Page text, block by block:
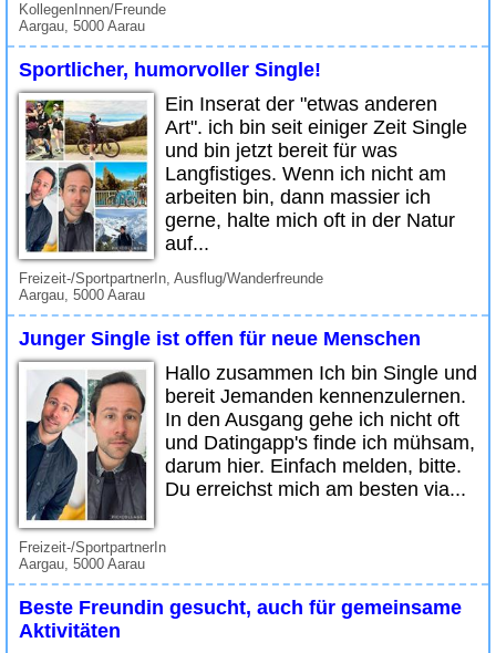
KollegenInnen/Freunde
Aargau, 5000 Aarau
Sportlicher, humorvoller Single!
Ein Inserat der "etwas anderen
Art". ich bin seit einiger Zeit Single
und bin jetzt bereit für was
Langfistiges. Wenn ich nicht am
arbeiten bin, dann massier ich
gerne, halte mich oft in der Natur
auf...
Freizeit-/SportpartnerIn, Ausflug/Wanderfreunde
Aargau, 5000 Aarau
Junger Single ist offen für neue Menschen
Hallo zusammen Ich bin Single und
bereit Jemanden kennenzulernen.
In den Ausgang gehe ich nicht oft
und Datingapp's finde ich mühsam,
darum hier. Einfach melden, bitte.
Du erreichst mich am besten via...
Freizeit-/SportpartnerIn
Aargau, 5000 Aarau
Beste Freundin gesucht, auch für gemeinsame
Aktivitäten